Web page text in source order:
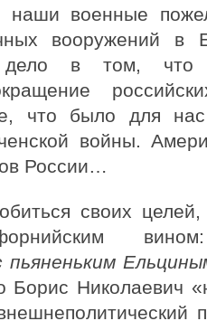
наши военные
вооружений в
в том, что
что было для
войны.
России…
своих
пьяненьким
Борис Николаевич